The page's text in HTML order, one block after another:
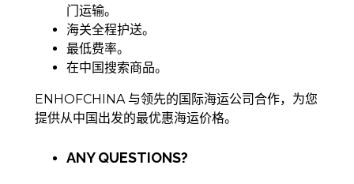
门运输。
海关全程护送。
最低费率。
在中国搜索商品。
ENHOFCHINA 与领先的国际海运公司合作，为您
提供从中国出发的最优惠海运价格。
ANY QUESTIONS?